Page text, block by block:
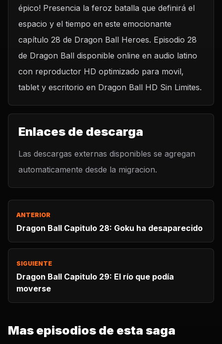
épico! Presencia la feroz batalla que definirá el
espacio y el tiempo en este emocionante
capítulo 28 de Dragon Ball Heroes. Episodio 28
de Dragon Ball disponible online en audio latino
con reproductor HD optimizado para movil,
tablet y escritorio en Dragon Ball HD Sin Limites.
Enlaces de descarga
Las descargas externas disponibles se agregan
automaticamente desde la migracion.
ANTERIOR
Dragon Ball Capitulo 28: Goku ha desaparecido
SIGUIENTE
Dragon Ball Capitulo 29: El río que podía
moverse
Mas episodios de esta saga